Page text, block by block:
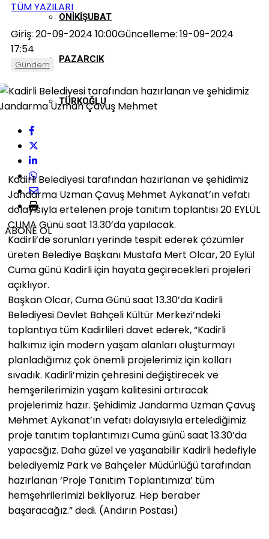
ONIKIŞUBAT
PAZARCIK
TÜRKOĞLU
TÜM YAZILARI
Giriş: 20-09-2024 10:00Güncelleme: 19-09-2024
17:54
Gündem
ABONE OL
Kadirli Belediyesi tarafından hazırlanan ve şehidimiz
Jandarma Uzman Çavuş Mehmet Aykanat’ın vefatı
dolayısıyla ertelenen proje tanıtım toplantısı 20 EYLÜL
CUMA Günü saat 13.30’da yapılacak.
Kadirli’de sorunları yerinde tespit ederek çözümler
üreten Belediye Başkanı Mustafa Mert Olcar, 20 Eylül
Cuma günü Kadirli için hayata geçirecekleri projeleri
açıklıyor.
Başkan Olcar, Cuma Günü saat 13.30’da Kadirli
Belediyesi Devlet Bahçeli Kültür Merkezi’ndeki
toplantıya tüm Kadirlileri davet ederek, “Kadirli
halkımız için modern yaşam alanları oluşturmayı
planladığımız çok önemli projelerimiz için kolları
sıvadık. Kadirli’mizin çehresini değiştirecek ve
hemşerilerimizin yaşam kalitesini artıracak
projelerimiz hazır. Şehidimiz Jandarma Uzman Çavuş
Mehmet Aykanat’ın vefatı dolayısıyla ertelediğimiz
proje tanıtım toplantımızı Cuma günü saat 13.30’da
yapacsğız. Daha güzel ve yaşanabilir Kadirli hedefiyle
belediyemiz Park ve Bahçeler Müdürlüğü tarafından
hazırlanan ‘Proje Tanıtım Toplantımıza’ tüm
hemşehrilerimizi bekliyoruz. Hep beraber
başaracağız.” dedi. (Andırın Postası)